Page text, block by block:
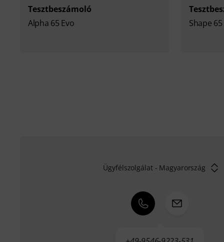
Tesztbeszámoló
Alpha 65 Evo
Shape 65
Ügyfélszolgálat - Magyarország